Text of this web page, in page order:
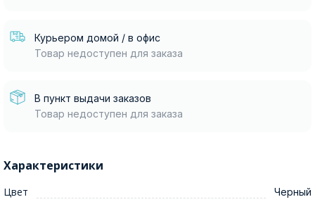
Курьером домой / в офис
Товар недоступен для заказа
В пункт выдачи заказов
Товар недоступен для заказа
Характеристики
Цвет Черный